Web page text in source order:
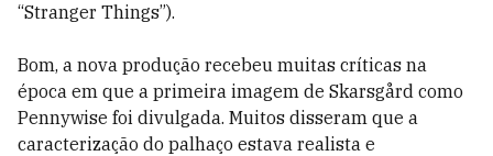
“Stranger Things”).
Bom, a nova produção recebeu muitas críticas na
época em que a primeira imagem de Skarsgård como
Pennywise foi divulgada. Muitos disseram que a
caracterização do palhaço estava realista e